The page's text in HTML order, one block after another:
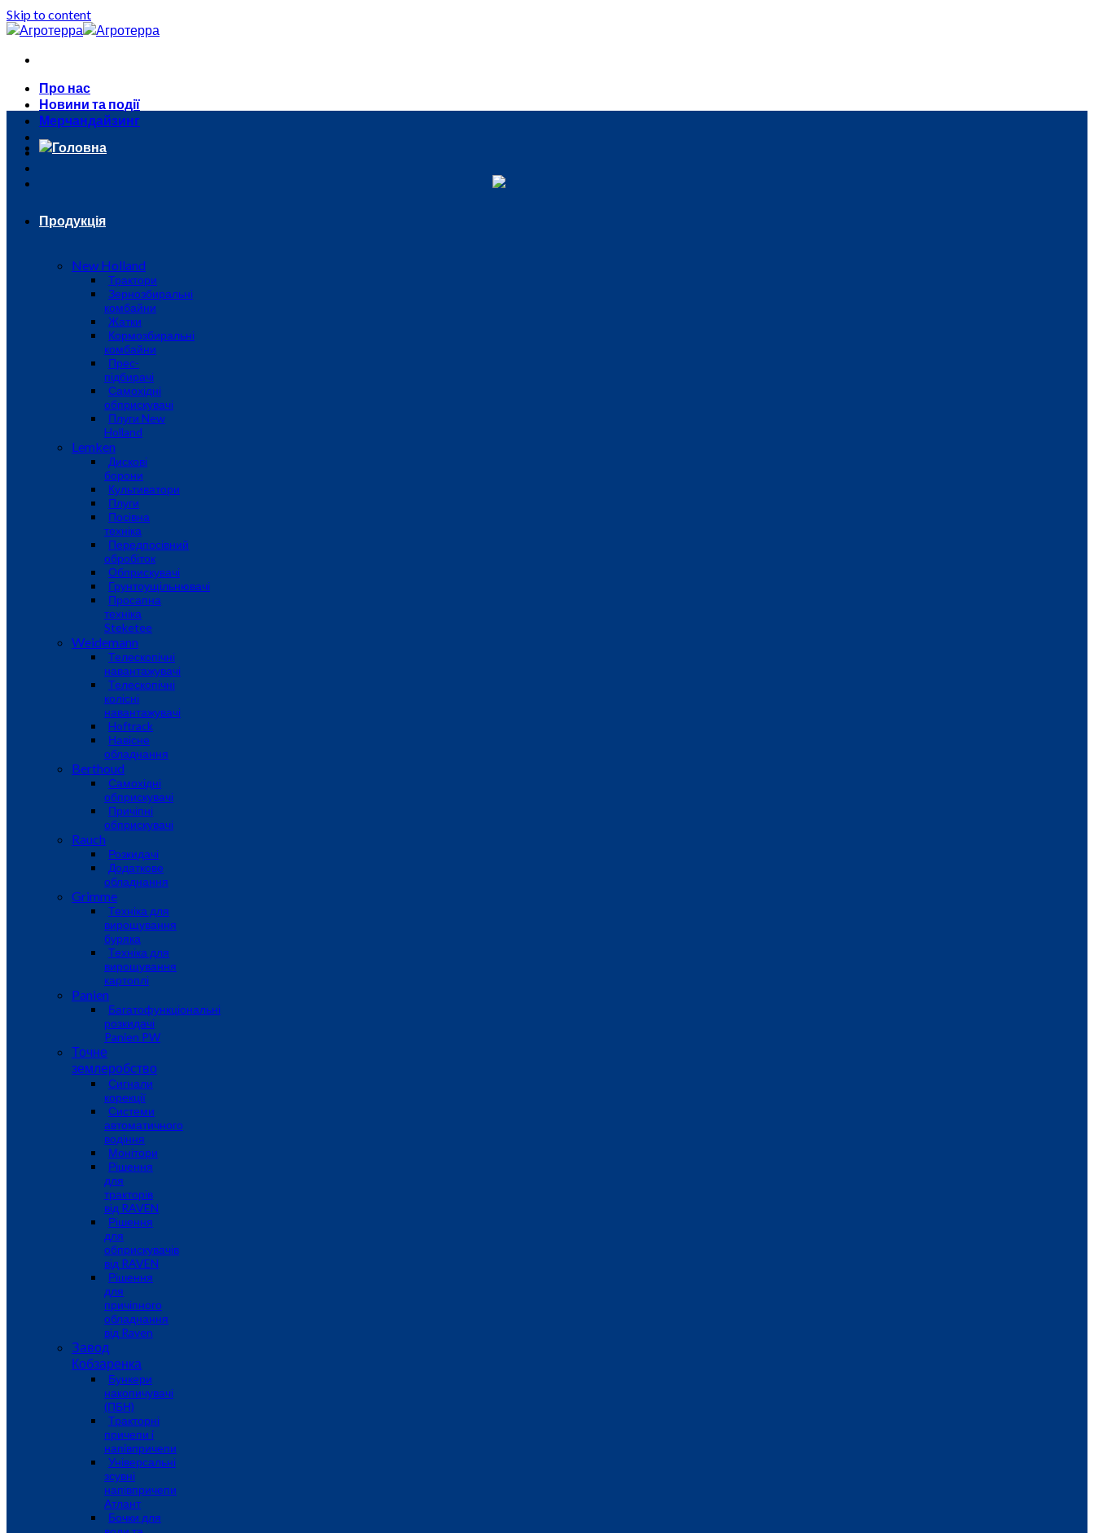
Skip to content
Про нас
Новини та події
Мерчандайзинг
Головна
Продукція
New Holland
Трактори
Зернозбиральні
комбайни
Жатки
Кормозбиральні
комбайни
Прес-
підбирачі
Самохідні
обприскувачі
Плуги New
Holland
Lemken
Дискові
борони
Культиватори
Плуги
Посівна
техніка
Передпосівний
обробіток
Обприскувачі
Грунтоущільнювачі
Просапна
техніка
Steketee
Weidemann
Телескопічні
навантажувачі
Телескопічні
колісні
навантажувачі
Hoftrack
Навісне
обладнання
Berthoud
Самохідні
обприскувачі
Причіпні
обприскувачі
Rauch
Розкидачі
Додаткове
обладнання
Grimme
Техніка для
вирощування
буряка
Техніка для
вирощування
картоплі
Panien
Багатофункціональні
розкидачі
Panien PW
Точне
землеробство
Сигнали
корекції
Системи
автоматичного
водіння
Монітори
Рішення
для
тракторів
від RAVEN
Рішення
для
обприскувачів
від RAVEN
Рішення
для
причіпного
обладнання
від Raven
Завод
Кобзаренка
Бункери
накопичувачі
(ПБН)
Тракторні
причепи i
напiвпричепи
Універсальні
зсувні
напівпричепи
Атлант
Бочки для